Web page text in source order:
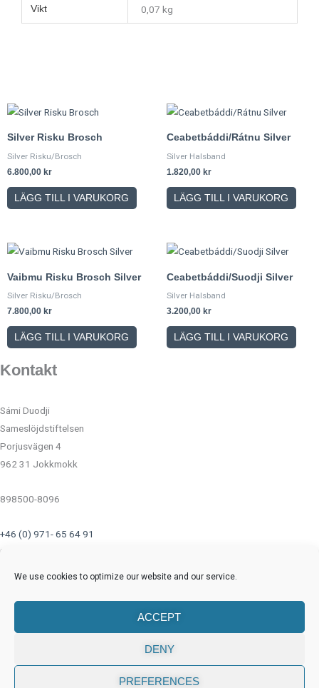
We use cookies to optimize our website and our service.
ACCEPT
DENY
PREFERENCES
Vikt 0,07 kg
Silver Risku Brosch
Silver Risku/Brosch
6.800,00 kr
LÄGG TILL I VARUKORG
Ceabetbáddi/Rátnu Silver
Silver Halsband
1.820,00 kr
LÄGG TILL I VARUKORG
Vaibmu Risku Brosch Silver
Silver Risku/Brosch
7.800,00 kr
LÄGG TILL I VARUKORG
Ceabetbáddi/Suodji Silver
Silver Halsband
3.200,00 kr
LÄGG TILL I VARUKORG
Kontakt
Sámi Duodji
Sameslöjdstiftelsen
Porjusvägen 4
962 31 Jokkmokk
898500-8096
+46 (0) 971- 65 64 91
info@sameslojdstiftelsen.com
F
P